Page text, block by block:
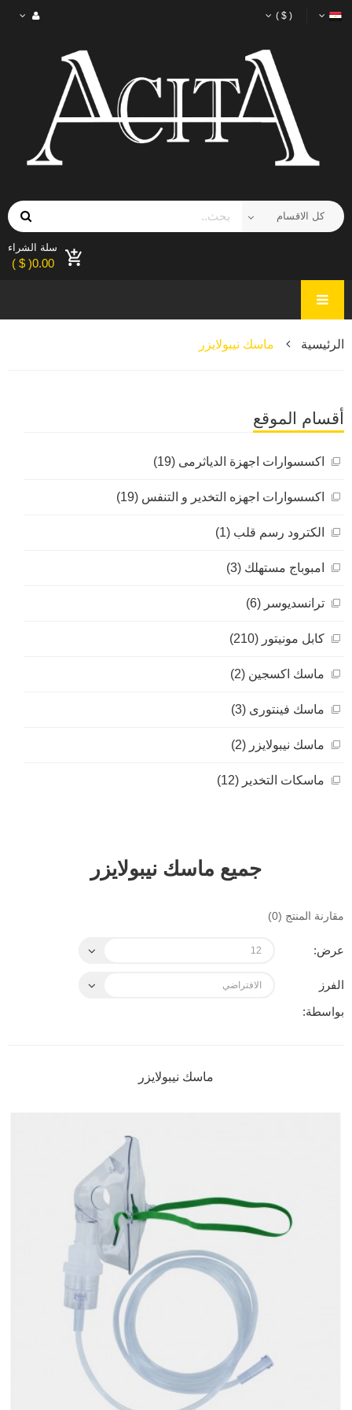
( $ )
سلة الشراء
0.00( $ )
الرئيسية ماسك نيبولايزر
أقسام الموقع
اكسسوارات اجهزة الدياثرمى (19)
اكسسوارات اجهزه التخدير و التنفس (19)
الكترود رسم قلب (1)
امبوباج مستهلك (3)
ترانسديوسر (6)
كابل مونيتور (210)
ماسك اكسجين (2)
ماسك فينتورى (3)
ماسك نيبولايزر (2)
ماسكات التخدير (12)
جميع ماسك نيبولايزر
مقارنة المنتج (0)
عرض:
الفرز
بواسطة:
ماسك نيبولايزر